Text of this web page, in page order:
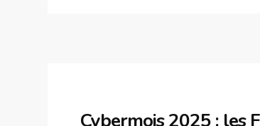
Cybermois 2025 : les